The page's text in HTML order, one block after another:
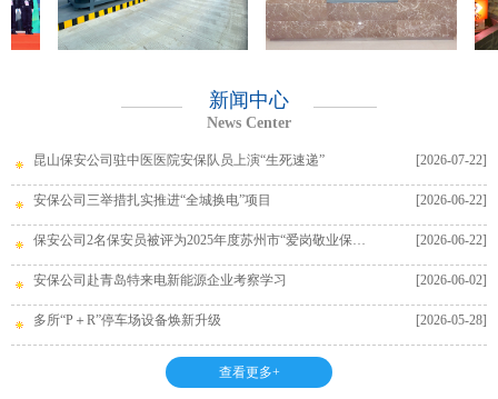
新闻中心
News Center
昆山保安公司驻中医医院安保队员上演“生死速递” [2026-07-22]
安保公司三举措扎实推进“全城换电”项目 [2026-06-22]
保安公司2名保安员被评为2025年度苏州市“爱岗敬业保安员” [2026-06-22]
安保公司赴青岛特来电新能源企业考察学习 [2026-06-02]
多所“P＋R”停车场设备焕新升级 [2026-05-28]
查看更多+